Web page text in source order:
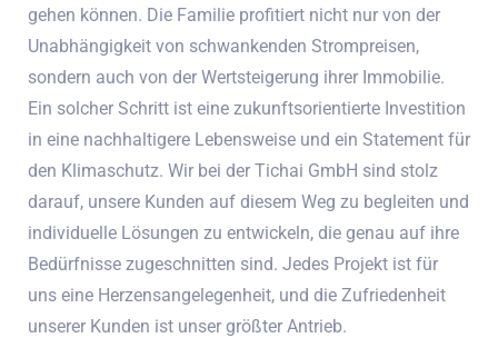
gehen können. Die Familie profitiert nicht nur von der
Unabhängigkeit von schwankenden Strompreisen,
sondern auch von der Wertsteigerung ihrer Immobilie.
Ein solcher Schritt ist eine zukunftsorientierte Investition
in eine nachhaltigere Lebensweise und ein Statement für
den Klimaschutz. Wir bei der Tichai GmbH sind stolz
darauf, unsere Kunden auf diesem Weg zu begleiten und
individuelle Lösungen zu entwickeln, die genau auf ihre
Bedürfnisse zugeschnitten sind. Jedes Projekt ist für
uns eine Herzensangelegenheit, und die Zufriedenheit
unserer Kunden ist unser größter Antrieb.